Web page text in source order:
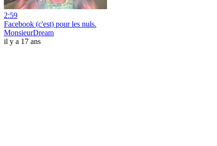
2:59
Facebook (c'est) pour les nuls.
MonsieurDream
il y a 17 ans